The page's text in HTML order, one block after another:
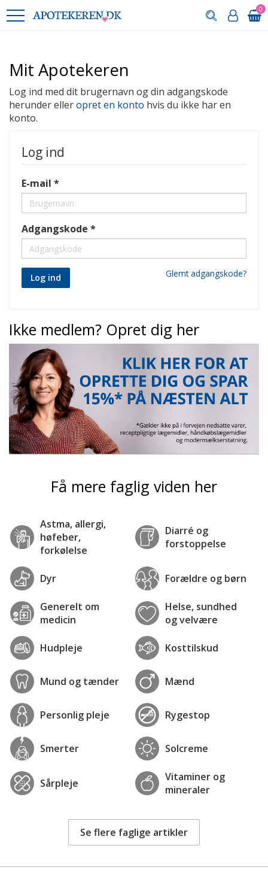
0
Mit Apotekeren
Log ind med dit brugernavn og din adgangskode
herunder elleropret en konto hvis du ikke har en
konto.
Log ind
E-mail
Adgangskode
Log ind Glemt adgangskode?
Ikke medlem? Opret dig her
Få mere faglig viden her
Astma, allergi,
høfeber,
forkølelse
Diarré og
forstoppelse
Dyr Forældre og børn
Generelt om
medicin
Helse, sundhed
og velvære
Hudpleje Kosttilskud
Mund og tænder Mænd
Personlig pleje Rygestop
Smerter Solcreme
Sårpleje
Vitaminer og
mineraler
Se flere faglige artikler